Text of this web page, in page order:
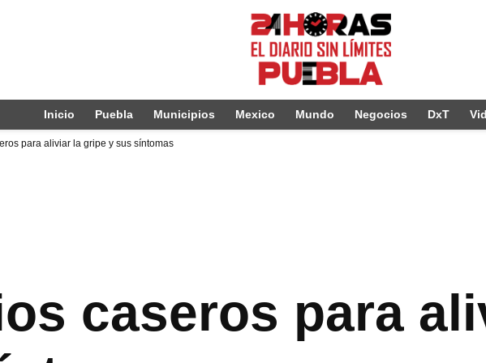
Inicio Puebla Municipios Mexico Mundo Negocios DxT
para aliviar la gripe y sus síntomas
caseros para